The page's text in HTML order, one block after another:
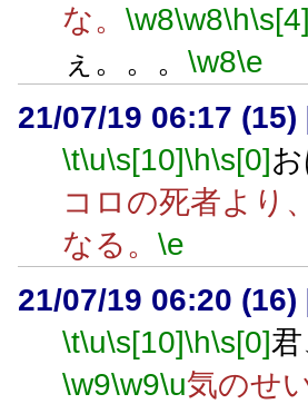
な。 \w8\w8\h
ぇ。。。 \w8\e
21/07/19 06:17 (15)
\t\u\s[10]\h\s[0]
コロの死者より
なる。 \e
21/07/19 06:20 (16)
\t\u\s[10]\h\s[0]
\w9\w9\u気のせ